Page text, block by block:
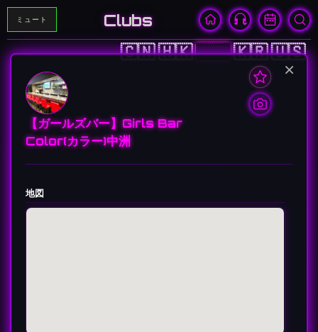
ミュート Clubs
🇨🇳🇭🇰🇯🇵🇰🇷🇺🇸
×
【ガールズバー】Girls Bar
Color(カラー)中洲
地図